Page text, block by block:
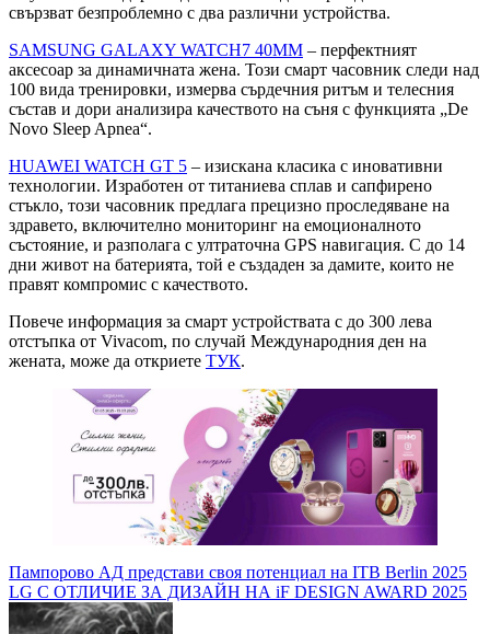
свързват безпроблемно с два различни устройства.
SAMSUNG GALAXY WATCH7 40ММ – перфектният
аксесоар за динамичната жена. Този смарт часовник следи над
100 вида тренировки, измерва сърдечния ритъм и телесния
състав и дори анализира качеството на съня с функцията „De
Novo Sleep Apnea“.
HUAWEI WATCH GT 5 – изискана класика с иновативни
технологии. Изработен от титаниева сплав и сапфирено
стъкло, този часовник предлага прецизно проследяване на
здравето, включително мониторинг на емоционалното
състояние, и разполага с ултраточна GPS навигация. С до 14
дни живот на батерията, той е създаден за дамите, които не
правят компромис с качеството.
Повече информация за смарт устройствата с до 300 лева
отстъпка от Vivacom, по случай Международния ден на
жената, може да откриете ТУК.
Навигация
Пампорово АД представи своя потенциал на ITB Berlin 2025
LG С ОТЛИЧИЕ ЗА ДИЗАЙН НА iF DESIGN AWARD 2025